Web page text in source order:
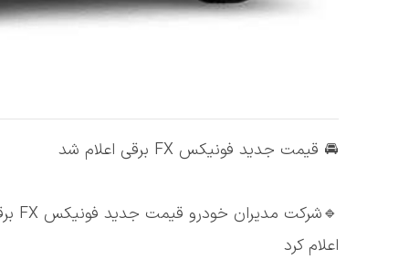
🚘 قیمت جدید فونیکس FX برقی اعلام شد
اعلام کرد